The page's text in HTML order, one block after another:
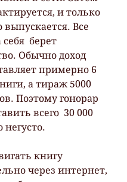
и только
выпускается. Все
берет
Обычно доход
примерно 6
а тираж 5000
Поэтому гонорар
всего  30 000
негусто.
через интернет,